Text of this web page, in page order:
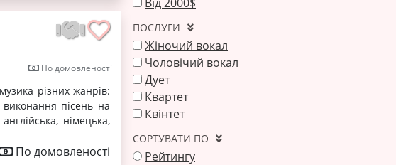
ПОСЛУГИ
Жіночий вокал
Чоловічий вокал
Дует
Квартет
Квінтет
СОРТУВАТИ ПО
Рейтингу
По домовленості
різних жанрів:
пісень на
німецька,
По домовленості